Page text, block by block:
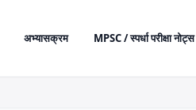
अभ्यासक्रम MPSC / स्पर्धा परीक्षा नोट्स